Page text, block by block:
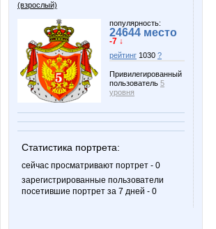
(взрослый)
популярность:
24644 место
-7 ↓
рейтинг 1030 ?
Привилегированный
пользователь 5
уровня
Статистика портрета:
сейчас просматривают портрет - 0
зарегистрированные пользователи
посетившие портрет за 7 дней - 0